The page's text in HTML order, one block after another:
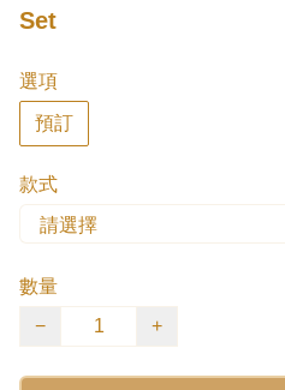
Set
選項
預訂
款式
數量
−
+